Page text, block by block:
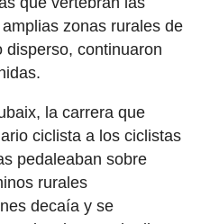
zonas rurales de
disperso, continuaron
la carrera que
ciclista a los ciclistas
pedaleaban sobre
rurales
decaía y se